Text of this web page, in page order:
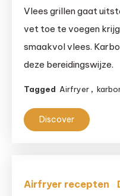
Vlees grillen gaat
vet toe te voegen
smaakvol vlees.
deze bereidingswijze.
Tagged Airfryer ,
Discover
Airfryer recepten